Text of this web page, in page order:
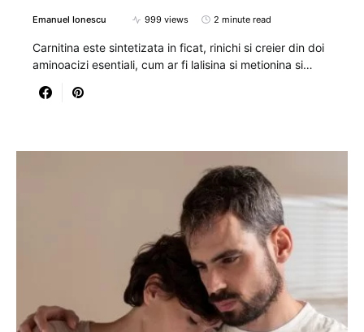
Emanuel Ionescu 999 views 2 minute read
Carnitina este sintetizata in ficat, rinichi si creier din doi
aminoacizi esentiali, cum ar fi lalisina si metionina si…